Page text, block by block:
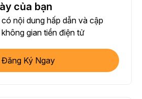
của bạn
nội dung hấp dẫn và cập
gian tiền điện tử
Đăng Ký Ngay